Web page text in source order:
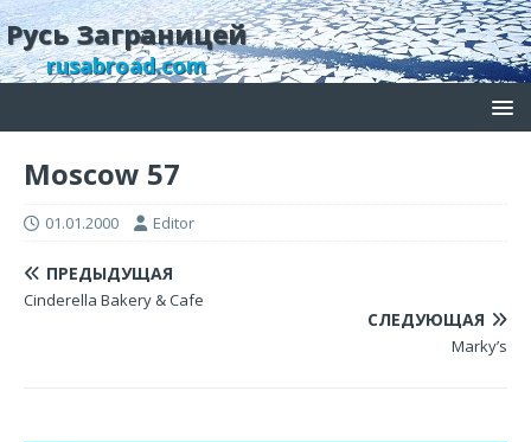
Русь Заграницей
rusabroad.com
Moscow 57
01.01.2000 Editor
ПРЕДЫДУЩАЯ
Cinderella Bakery & Cafe
СЛЕДУЮЩАЯ
Marky’s